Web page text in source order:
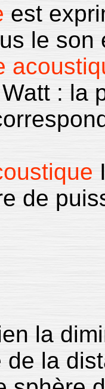
est
le son
: la
de
la
de la